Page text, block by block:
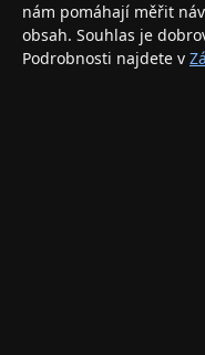
INFORMACE
Doprava a doručení
nám pomáhají měřit
obsah. Souhlas je
Podrobnosti najdete v